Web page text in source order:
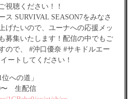
視聴ください！！
ス SURVIVAL SEASON7をみなさ
げたいので、ユーナへの応援メッ
募集いたします！配信の中でもご
ので、 #沖口優奈 #サキドルエー
ートしてください！
への道」
〜 生配信